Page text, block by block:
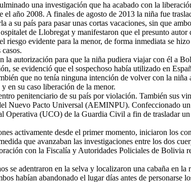
una investigación que ha acabado con la
año 2008. A finales de agosto de 2013 la niña fue
su país para pasar unas cortas vacaciones, sin que
de Llobregat y manifestaron que el presunto
evidente para la menor, de forma inmediata se
autorización para que la niña pudiera viajar con él a
se evidenció que el sospechoso había utilizado en
que no tenía ninguna intención de volver con la
en su caso liberación de la menor.
penitenciario de su país por violación. También sus
Nuevo Pacto Universal (AEMINPU). Confeccionado
(UCO) de la Guardia Civil a fin de trasladar
activamente desde el primer momento, iniciaron los
que avanzaban las investigaciones entre los dos
con la Fiscalía y Autoridades Policiales de Bolivia
adentraron en la selva y localizaron una cabaña en la
habían abandonado el lugar días antes de personarse